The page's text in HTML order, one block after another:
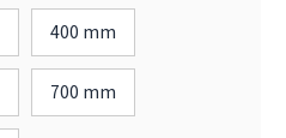
400 mm
700 mm